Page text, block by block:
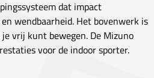
dat impact
wendbaarheid. Het bovenwerk is
vrij kunt bewegen. De Mizuno
voor de indoor sporter.